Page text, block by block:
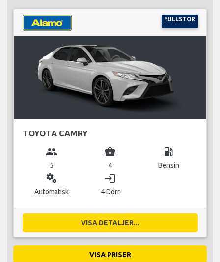
FULLSTOR
TOYOTA CAMRY
group
5
business_center
4
local_gas_station
Bensin
miscellaneous_services
Automatisk
login
4 Dörr
VISA DETALJER...
VISA PRISER